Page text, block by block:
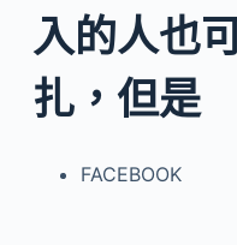
入的人也
扎，但是
FACEBOOK